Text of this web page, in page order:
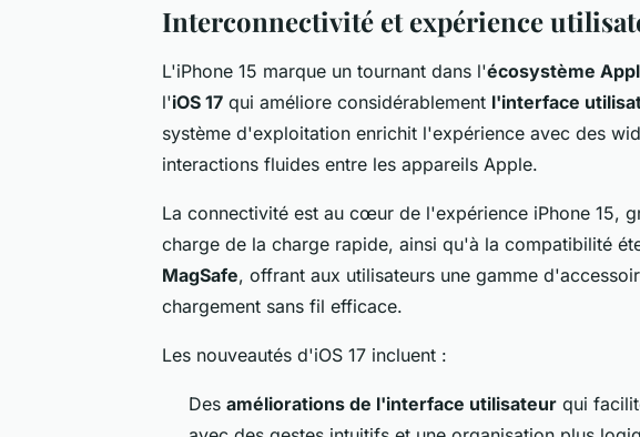
Interconnectivité et expérience
L'iPhone 15 marque un tournant dans l'écosystème
l'iOS 17 qui améliore considérablement l'interface
système d'exploitation enrichit l'expérience avec des
interactions fluides entre les appareils Apple.
La connectivité est au cœur de l'expérience iPhone 15,
charge de la charge rapide, ainsi qu'à la compatibilité
MagSafe, offrant aux utilisateurs une gamme
chargement sans fil efficace.
Les nouveautés d'iOS 17 incluent :
Des améliorations de l'interface utilisateur qui